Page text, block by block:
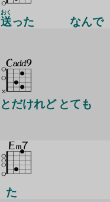
送
おく
った なんで
とだけれど とても
た